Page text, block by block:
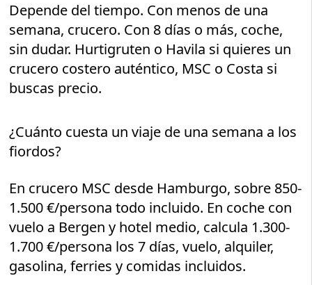
Depende del tiempo. Con menos de una
semana, crucero. Con 8 días o más, coche,
sin dudar. Hurtigruten o Havila si quieres un
crucero costero auténtico, MSC o Costa si
buscas precio.
¿Cuánto cuesta un viaje de una semana a los
fiordos?
En crucero MSC desde Hamburgo, sobre 850-
1.500 €/persona todo incluido. En coche con
vuelo a Bergen y hotel medio, calcula 1.300-
1.700 €/persona los 7 días, vuelo, alquiler,
gasolina, ferries y comidas incluidos.